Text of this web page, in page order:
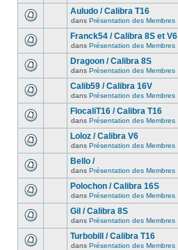
Auludo / Calibra T16
dans Présentation des Membres
Franck54 / Calibra 8S et V6
dans Présentation des Membres
Dragoon / Calibra 8S
dans Présentation des Membres
Calib59 / Calibra 16V
dans Présentation des Membres
FlocaliT16 / Calibra T16
dans Présentation des Membres
Loloz / Calibra V6
dans Présentation des Membres
Bello /
dans Présentation des Membres
Polochon / Calibra 16S
dans Présentation des Membres
Gil / Calibra 8S
dans Présentation des Membres
Turbobill / Calibra T16
dans Présentation des Membres